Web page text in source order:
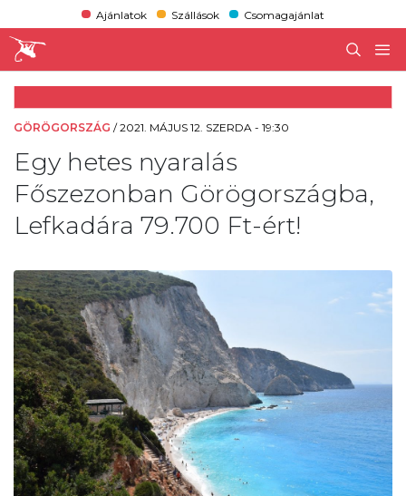
Ajánlatok Szállások Csomagajánlat
GÖRÖGORSZÁG /2021. MÁJUS 12. SZERDA - 19:30
Egy hetes nyaralás
Főszezonban Görögországba,
Lefkadára 79.700 Ft-ért!